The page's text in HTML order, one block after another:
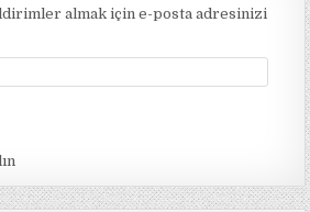
almak için e-posta adresinizi